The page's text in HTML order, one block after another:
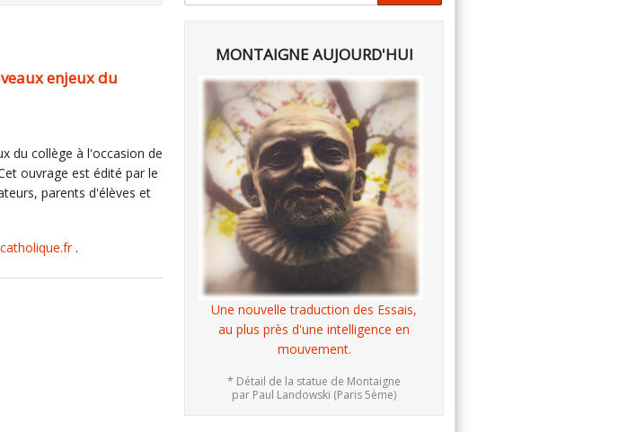
enjeux du
du collège à l'occasion de
ouvrage est édité par le
parents d'élèves et
.
MONTAIGNE AUJOURD'HUI
Une nouvelle traduction des Essais,
au plus près d'une intelligence en
mouvement.
* Détail de la statue de Montaigne
par Paul Landowski (Paris 5ème)